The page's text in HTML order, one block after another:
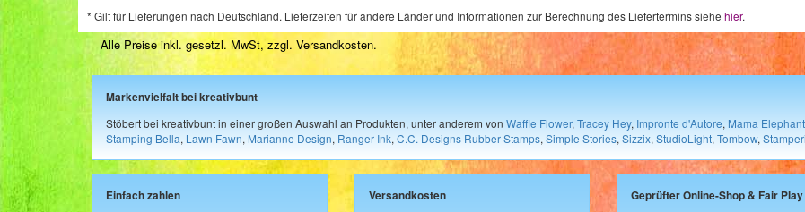
* Gilt für Lieferungen nach Deutschland. Lieferzeiten für andere Länder und Informationen zur Berechnung des Liefertermins siehe hier.
Alle Preise inkl. gesetzl. MwSt, zzgl. Versandkosten.
Markenvielfalt bei kreativbunt
Stöbert bei kreativbunt in einer großen Auswahl an Produkten, unter anderem von Waffle Flower, Tracey Hey, Impronte d'Autore, Mama Elephant
Stamping Bella, Lawn Fawn, Marianne Design, Ranger Ink, C.C. Designs Rubber Stamps, Simple Stories, Sizzix, StudioLight, Tombow,
Einfach zahlen
Versandkosten
Geprüfter Online-Shop & Fair Play